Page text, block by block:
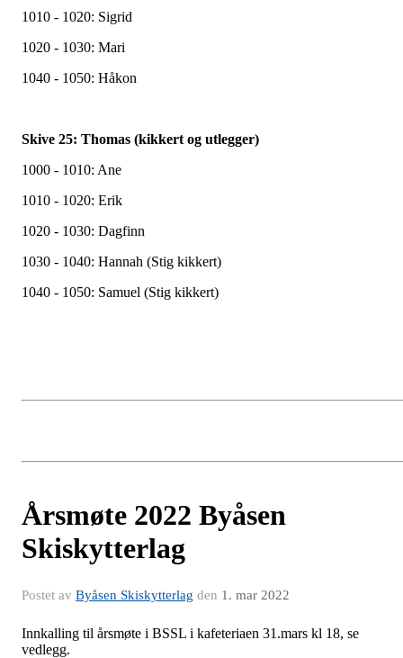
1010 - 1020: Sigrid
1020 - 1030: Mari
1040 - 1050: Håkon
Skive 25: Thomas (kikkert og utlegger)
1000 - 1010: Ane
1010 - 1020: Erik
1020 - 1030: Dagfinn
1030 - 1040: Hannah (Stig kikkert)
1040 - 1050: Samuel (Stig kikkert)
Årsmøte 2022 Byåsen
Skiskytterlag
Postet av Byåsen Skiskytterlag den 1. mar 2022
Innkalling til årsmøte i BSSL i kafeteriaen 31.mars kl 18, se
vedlegg.